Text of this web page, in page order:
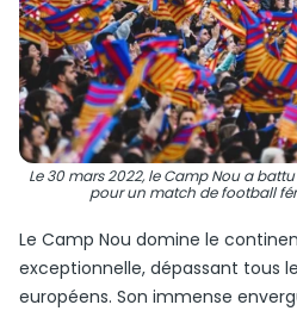
Le 30 mars 2022, le Camp Nou a
pour un match de football
Le Camp Nou domine le
exceptionnelle, dépassant tous
européens. Son immense